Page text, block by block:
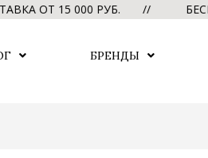
ОТ 15 000 РУБ. //
БРЕНДЫ